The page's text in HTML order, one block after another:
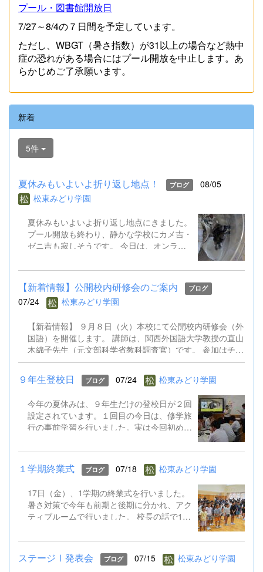
プール・図書館開放日
7/27～8/4の７日間を予定しています。
ただし、WBGT（暑さ指数）が31以上の場合など熱中
症の恐れがある場合にはプール開放を中止します。あ
らかじめご了承願います。
新着
5件
夏休みもいよいよ折り返し地点！ ブログ
08/05
松東みどり学園
夏休みもいよいよ折り返し地点にきました。
プール開放も終わり、静かな学校にカメ吉・
ゼニ吉も寂しそうです。 今日は、オンライ
はオンライン役員会も実施し、２学期の全校
遊びについて意見交換しました。先生方も校
内研修会を行ったり、教育委員会の研修会に
出かけたりしています。 あと半分の夏休み
【新着情報】公開校内研修会のご案内 ブログ
07/24 松東みどり学園
【新着情報】 ９月８日（火）本校にて公開校内研修会（外
国語）を開催します。 講師は、関西外国語大学教授の直山
木綿子先生（元文部科学省教科調査官）です。 参加はチラ
シのQRコードからお申込みください。 9.8公開校内研修会
（外国語）案内チラシ.pdf
９年生登校日 ブログ 07/24 松東みどり学園
今年の夏休みは、９年生だけの登校日が２回
設定されています。１回目の今日は、修学旅
行の事前学習を行いました。実は今回初めて
行くことになっています。そこでは、英語を
ふんだんに使って海外体験を積むものです。
今日はALTとともに、そのプチ体験を味わい
ってきたら英語がペラペラになっていると思
います!
１学期終業式 ブログ 07/18 松東みどり学園
17日（金）、1学期の終業式を行いました。
暑さ対策で今年も前期と後期に分かれ、アク
ティブルームで行いました。 校長の話で1学
導の話では校下で起こった先日の水難事故も
引き合いに、自分の命を守る行動やSNSでの
トラブル防止など確認しました。 そして、
ステージⅠ発表会 ブログ 07/15 松東みどり学園